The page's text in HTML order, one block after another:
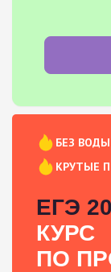
БЕЗ ВОДЫ
КРУТЫЕ
ЕГЭ
КУРС
ПО